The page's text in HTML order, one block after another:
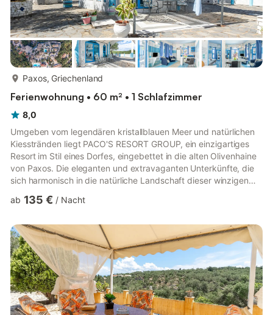
Paxos, Griechenland
Ferienwohnung • 60 m² • 1 Schlafzimmer
8,0
Umgeben vom legendären kristallblauen Meer und natürlichen
Kiesstränden liegt PACO'S RESORT GROUP, ein einzigartiges
Resort im Stil eines Dorfes, eingebettet in die alten Olivenhaine
von Paxos. Die eleganten und extravaganten Unterkünfte, die
sich harmonisch in die natürliche Landschaft dieser winzigen
Stil, Auswahl und persönlichem Service sowie einen
Stadtplatz von Gaios und seinen unzähligen zerklüfteten
Stränden. PACO'S RESORT GROUP, Paxos ist eine inspirierende
Oase für die Seele...
ab 135 € / Nacht